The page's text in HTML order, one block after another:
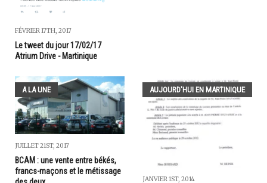
FÉVRIER 17TH, 2017
Le tweet du jour 17/02/17
Atrium Drive - Martinique
A LA UNE
JUILLET 21ST, 2017
BCAM : une vente entre békés,
francs-maçons et le métissage
AUJOURD'HUI EN MARTINIQUE
JANVIER 1ST, 2014